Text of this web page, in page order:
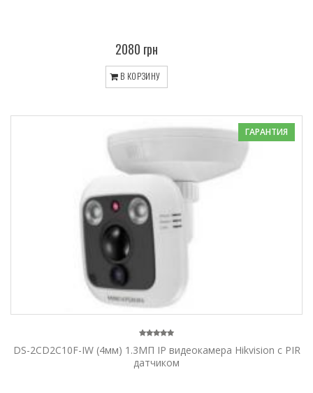
2080 грн
В КОРЗИНУ
ГАРАНТИЯ
DS-2CD2C10F-IW (4мм) 1.3МП IP видеокамера Hikvision c PIR
датчиком